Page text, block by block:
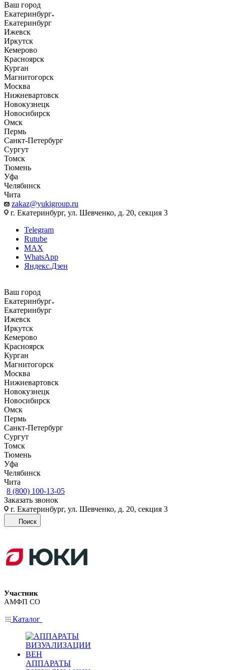
Ваш город
Екатеринбург
Екатеринбург
Ижевск
Иркутск
Кемерово
Красноярск
Курган
Магнитогорск
Москва
Нижневартовск
Новокузнецк
Новосибирск
Омск
Пермь
Санкт-Петербург
Сургут
Томск
Тюмень
Уфа
Челябинск
Чита
zakaz@yukigroup.ru
г. Екатеринбург, ул. Шевченко, д. 20, секция 3
Telegram
Rutube
MAX
WhatsApp
Яндекс.Дзен
Ваш город
Екатеринбург
Екатеринбург
Ижевск
Иркутск
Кемерово
Красноярск
Курган
Магнитогорск
Москва
Нижневартовск
Новокузнецк
Новосибирск
Омск
Пермь
Санкт-Петербург
Сургут
Томск
Тюмень
Уфа
Челябинск
Чита
8 (800) 100-13-05
Заказать звонок
г. Екатеринбург, ул. Шевченко, д. 20, секция 3
Поиск
Участник
АМФП СО
Каталог
АППАРАТЫ